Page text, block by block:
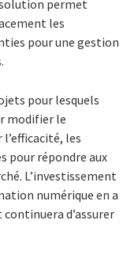
permet
les
pour une gestion
pour lesquels
modifier le
les
pour répondre aux
L’investissement
numérique en a
d’assurer